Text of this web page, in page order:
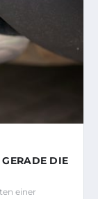
DIE
einer